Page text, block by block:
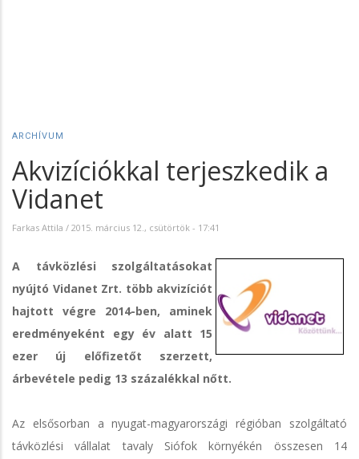
ARCHÍVUM
Akvizíciókkal terjeszkedik a
Vidanet
Farkas Attila / 2015. március 12., csütörtök - 17:41
A távközlési szolgáltatásokat
nyújtó Vidanet Zrt. több akvizíciót
hajtott végre 2014-ben, aminek
eredményeként egy év alatt 15
ezer új előfizetőt szerzett,
árbevétele pedig 13 százalékkal nőtt.
Az elsősorban a nyugat-magyarországi régióban szolgáltató
távközlési vállalat tavaly Siófok környékén összesen 14